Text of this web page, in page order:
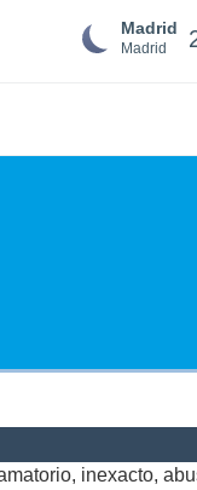
Madrid
Madrid
inexacto,